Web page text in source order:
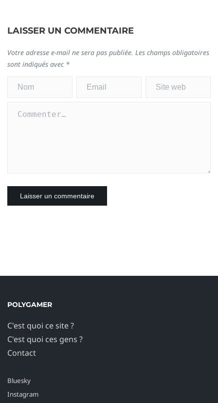
LAISSER UN COMMENTAIRE
Votre adresse e-mail ne sera pas publiée. Les champs obligatoires
sont indiqués avec *
POLYGAMER
C'est quoi ce site ?
C'est quoi ces gens ?
Contact
Bluesky
Instagram